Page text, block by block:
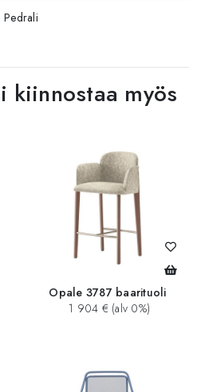
Pedrali
kiinnostaa myös
Opale 3787 baarituoli
1 904 € (alv 0%)